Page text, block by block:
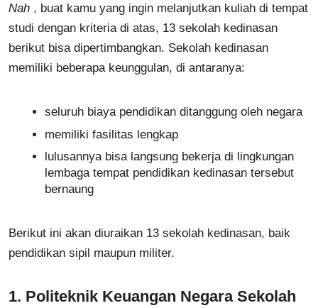
Nah , buat kamu yang ingin melanjutkan kuliah di tempat
studi dengan kriteria di atas, 13 sekolah kedinasan
berikut bisa dipertimbangkan. Sekolah kedinasan
memiliki beberapa keunggulan, di antaranya:
seluruh biaya pendidikan ditanggung oleh negara
memiliki fasilitas lengkap
lulusannya bisa langsung bekerja di lingkungan
lembaga tempat pendidikan kedinasan tersebut
bernaung
Berikut ini akan diuraikan 13 sekolah kedinasan, baik
pendidikan sipil maupun militer.
1. Politeknik Keuangan Negara Sekolah